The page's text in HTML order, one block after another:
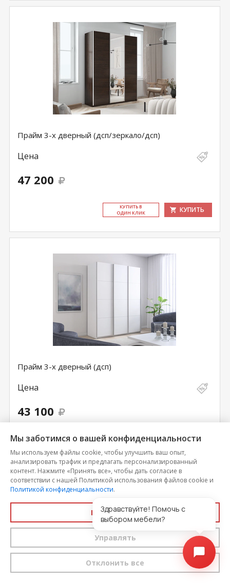
Прайм 3-х дверный (дсп/зеркало/дсп)
Цена
47 200
КУ­ПИТЬ В
ОДИН КЛИК
КУПИТЬ
Прайм 3-х дверный (дсп)
Цена
43 100
КУ­ПИТЬ В
ОДИН КЛИК
КУПИТЬ
Мы заботимся о вашей конфиденциальности
Мы используем файлы cookie, чтобы улучшить ваш опыт,
анализировать трафик и предлагать персонализированный
контент. Нажмите «Принять все», чтобы дать согласие в
соответствии с нашей Политикой использования файлов cookie и
Политикой конфиденциальности.
Принять все
Управлять
Отклонить все
Здравствуйте! Помочь с
выбором мебели?